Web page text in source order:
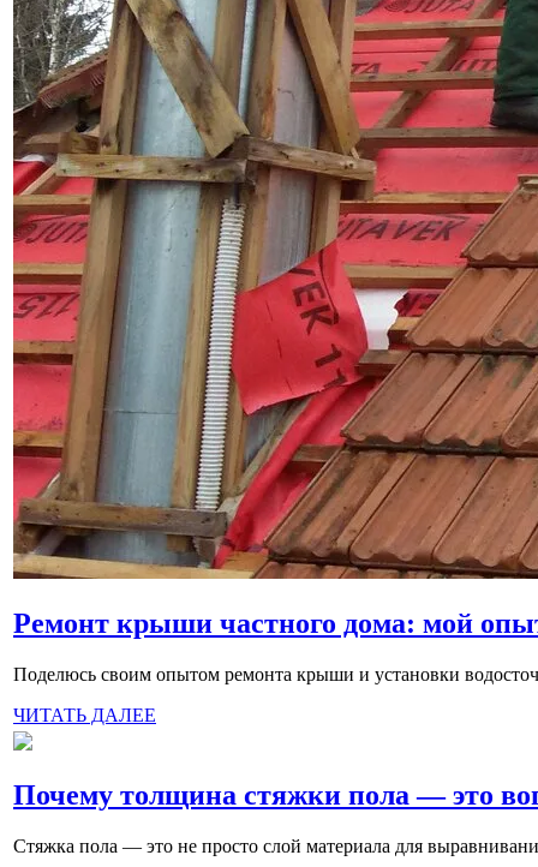
Ремонт крыши частного дома: мой
Поделюсь своим опытом ремонта крыши и установки
ЧИТАТЬ ДАЛЕЕ
Почему толщина стяжки пола — это
Стяжка пола — это не просто слой материала для